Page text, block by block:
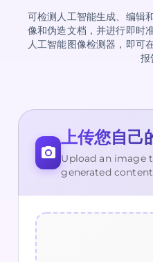
可检测人工智能生成、编辑
像和伪造文档，并进行即时
人工智能图像检测器，即可
报
上传您自己
Upload an image
generated content